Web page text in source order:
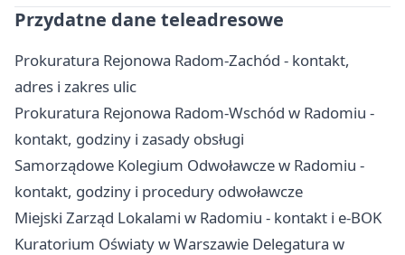
Przydatne dane teleadresowe
Prokuratura Rejonowa Radom-Zachód - kontakt,
adres i zakres ulic
Prokuratura Rejonowa Radom-Wschód w Radomiu -
kontakt, godziny i zasady obsługi
Samorządowe Kolegium Odwoławcze w Radomiu -
kontakt, godziny i procedury odwoławcze
Miejski Zarząd Lokalami w Radomiu - kontakt i e-BOK
Kuratorium Oświaty w Warszawie Delegatura w